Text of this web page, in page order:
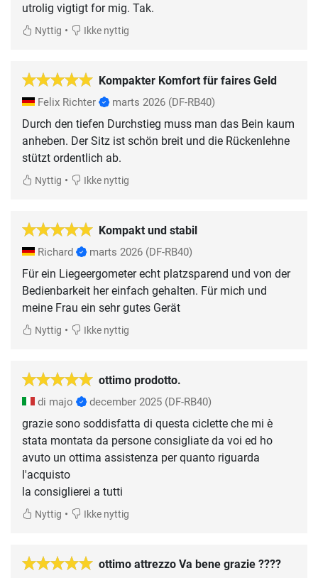
utrolig vigtigt for mig. Tak.
Nyttig • Ikke nyttig
Kompakter Komfort für faires Geld
Felix Richter marts 2026 (DF-RB40)
Durch den tiefen Durchstieg muss man das Bein kaum
anheben. Der Sitz ist schön breit und die Rückenlehne
stützt ordentlich ab.
Nyttig • Ikke nyttig
Kompakt und stabil
Richard marts 2026 (DF-RB40)
Für ein Liegeergometer echt platzsparend und von der
Bedienbarkeit her einfach gehalten. Für mich und
meine Frau ein sehr gutes Gerät
Nyttig • Ikke nyttig
ottimo prodotto.
di majo december 2025 (DF-RB40)
grazie sono soddisfatta di questa ciclette che mi è
stata montata da persone consigliate da voi ed ho
avuto un ottima assistenza per quanto riguarda
l'acquisto
la consiglierei a tutti
Nyttig • Ikke nyttig
ottimo attrezzo Va bene grazie ????